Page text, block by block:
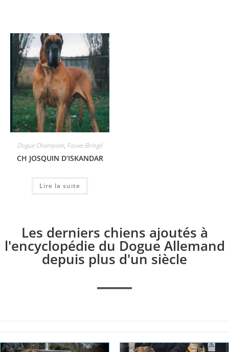
Dogue Champion, Fauve-Bringé
CH JOSQUIN D’ISKANDAR
Lire la suite
Les derniers chiens ajoutés à
l'encyclopédie du Dogue Allemand
depuis plus d'un siècle